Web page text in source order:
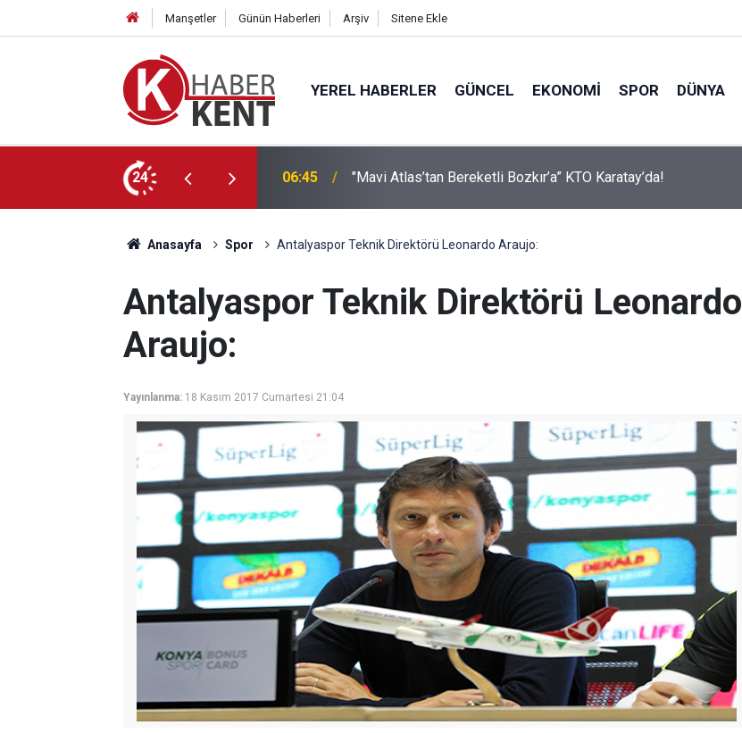
Manşetler Günün Haberleri Arşiv Sitene Ekle
YEREL HABERLER GÜNCEL EKONOMI SPOR DÜNYA
24 22:21 Hayırsever Desteğiyle Tatbikat Mescidi İnşa Edilecek
Anasayfa Spor Antalyaspor Teknik Direktörü Leonardo Araujo:
Antalyaspor Teknik Direktörü Leonardo
Araujo:
Yayınlanma: 18 Kasım 2017 Cumartesi 21:04